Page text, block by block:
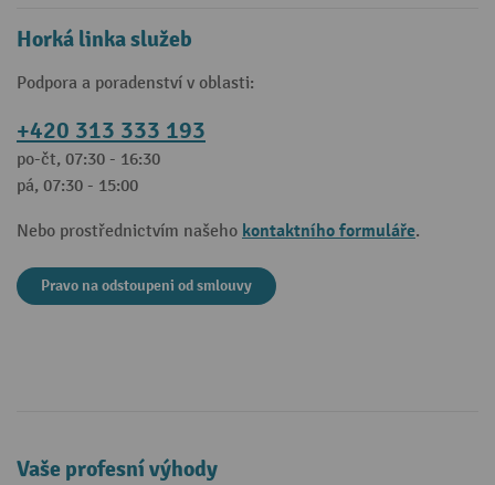
Horká linka služeb
Podpora a poradenství v oblasti:
+420 313 333 193
po-čt, 07:30 - 16:30
pá, 07:30 - 15:00
Nebo prostřednictvím našeho kontaktního formuláře.
Pravo na odstoupeni od smlouvy
Vaše profesní výhody